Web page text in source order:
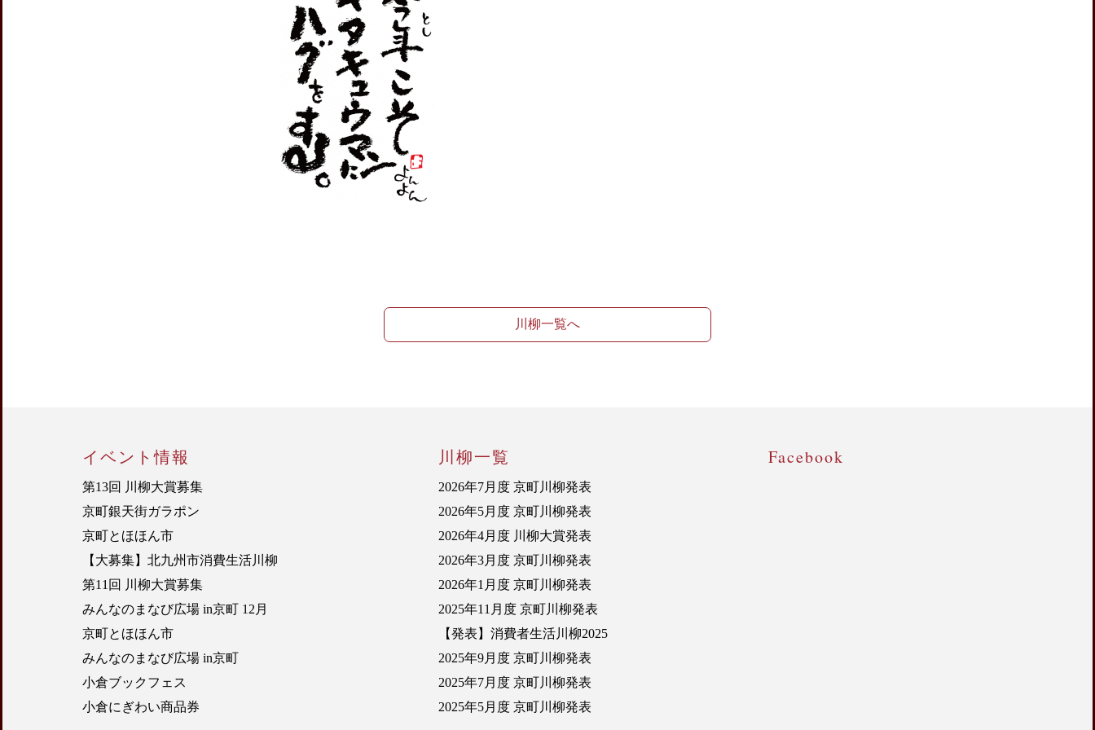
川柳一覧へ
イベント情報
第13回 川柳大賞募集
京町銀天街ガラポン
京町とほほん市
【大募集】北九州市消費生活川柳
第11回 川柳大賞募集
みんなのまなび広場 in京町 12月
京町とほほん市
みんなのまなび広場 in京町
小倉ブックフェス
小倉にぎわい商品券
川柳一覧
2026年7月度 京町川柳発表
2026年5月度 京町川柳発表
2026年4月度 川柳大賞発表
2026年3月度 京町川柳発表
2026年1月度 京町川柳発表
2025年11月度 京町川柳発表
【発表】消費者生活川柳2025
2025年9月度 京町川柳発表
2025年7月度 京町川柳発表
2025年5月度 京町川柳発表
Facebook